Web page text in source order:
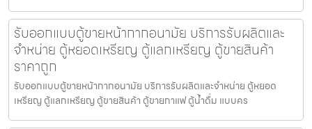
รับออกแบบตู้ขายหน้ากากอนามัย บริการรับผลิตและ
จำหน่าย ตู้หยอดเหรียญ ตู้แลกเหรียญ ตู้ขายสินค้า
ราคาถูก
รับออกแบบตู้ขายหน้ากากอนามัย บริการรับผลิตและจำหน่าย ตู้หยอด
เหรียญ ตู้แลกเหรียญ ตู้ขายสินค้า ตู้ขายกาแฟ ตู้น้ำดื่ม แบบคร